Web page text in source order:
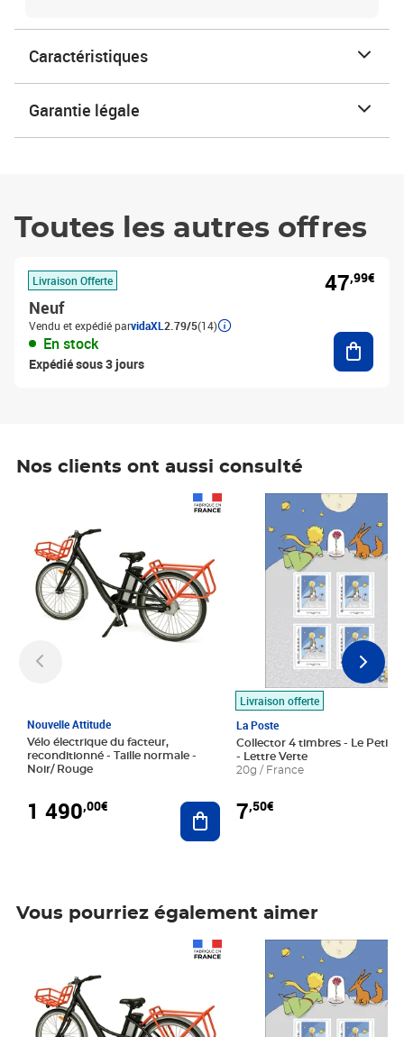
Caractéristiques
Garantie légale
Toutes les autres offres
Livraison Offerte
Neuf
Vendu et expédié parvidaXL 2.79/5(14)
En stock
Expédié sous 3 jours
47,99€
Nos clients ont aussi consulté
Nouvelle Attitude
Vélo électrique du facteur,
reconditionné - Taille normale -
Noir/ Rouge
1 490,00€ Ajouter au panier
Livraison offerte
La Poste
Collector 4 timbres - Le Petit
- Lettre Verte
20g / France
7,50€
Prix 7,50€
Vous pourriez également aimer
Prix 7,50€